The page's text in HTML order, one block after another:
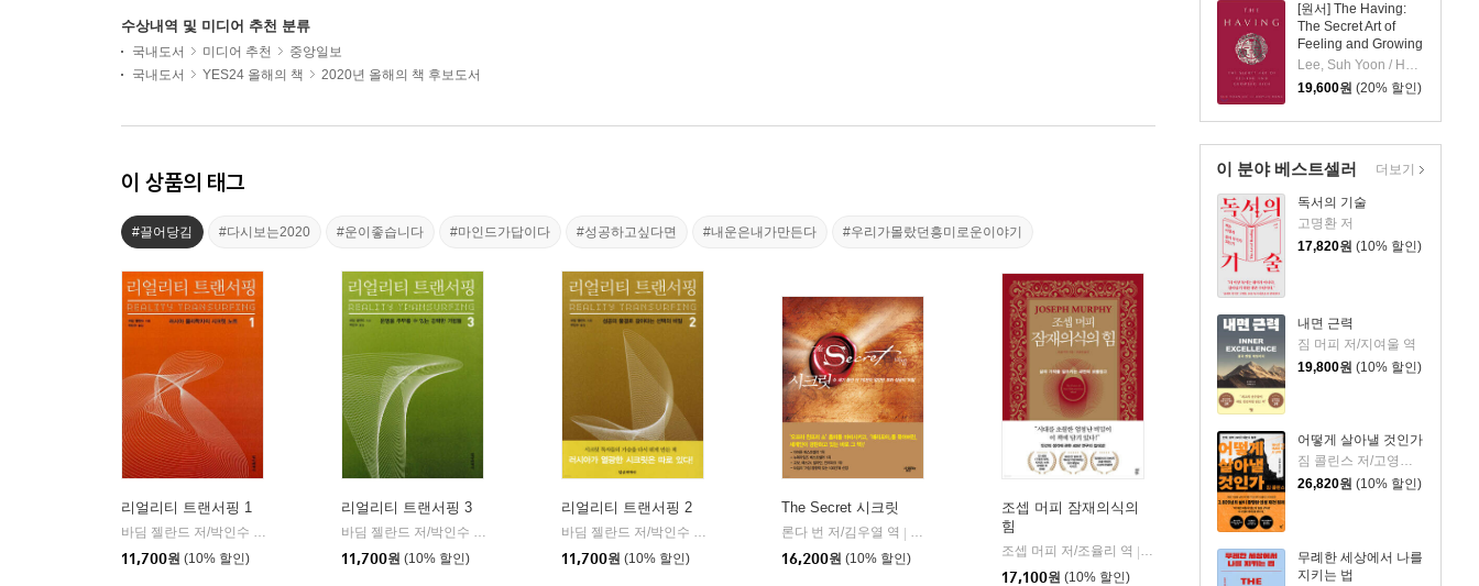
[원서] The Having:
The Secret Art of
Feeling and Growing
Rich
Lee, Suh Yoon / Hong, Jooyun
19,600원 (20% 할인)
이 분야 베스트셀러
독서의 기술
고명환 저
17,820원 (10% 할인)
내면 근력
짐 머피 저/지여울 역
19,800원 (10% 할인)
어떻게 살아낼 것인가
짐 콜린스 저/고영훈,윤영호 역
26,820원 (10% 할인)
무례한 세상에서 나를
지키는 법
더보기
수상내역 및 미디어 추천 분류
국내도서 미디어 추천
중앙일보
국내도서
YES24 올해의 책 2020년 올해의 책 후보도서
이 상품의 태그
#끌어당김 #다시보는2020 #운이좋습니다 #마인드가답이다 #성공하고싶다면 #내운은내가만든다 #우리가몰랐던흥미로운이야기
리얼리티 트랜서핑 1
바딤 젤란드 저/박인수 역
11,700원 (10% 할인)
리얼리티 트랜서핑 3
바딤 젤란드 저/박인수 역
11,700원 (10% 할인)
리얼리티 트랜서핑 2
바딤 젤란드 저/박인수 역
11,700원 (10% 할인)
The Secret 시크릿
론다 번 저/김우열 역
살림Biz
16,200원 (10% 할인)
조셉 머피 잠재의식의
힘
조셉 머피 저/조율리 역
다산북스
17,100원 (10% 할인)